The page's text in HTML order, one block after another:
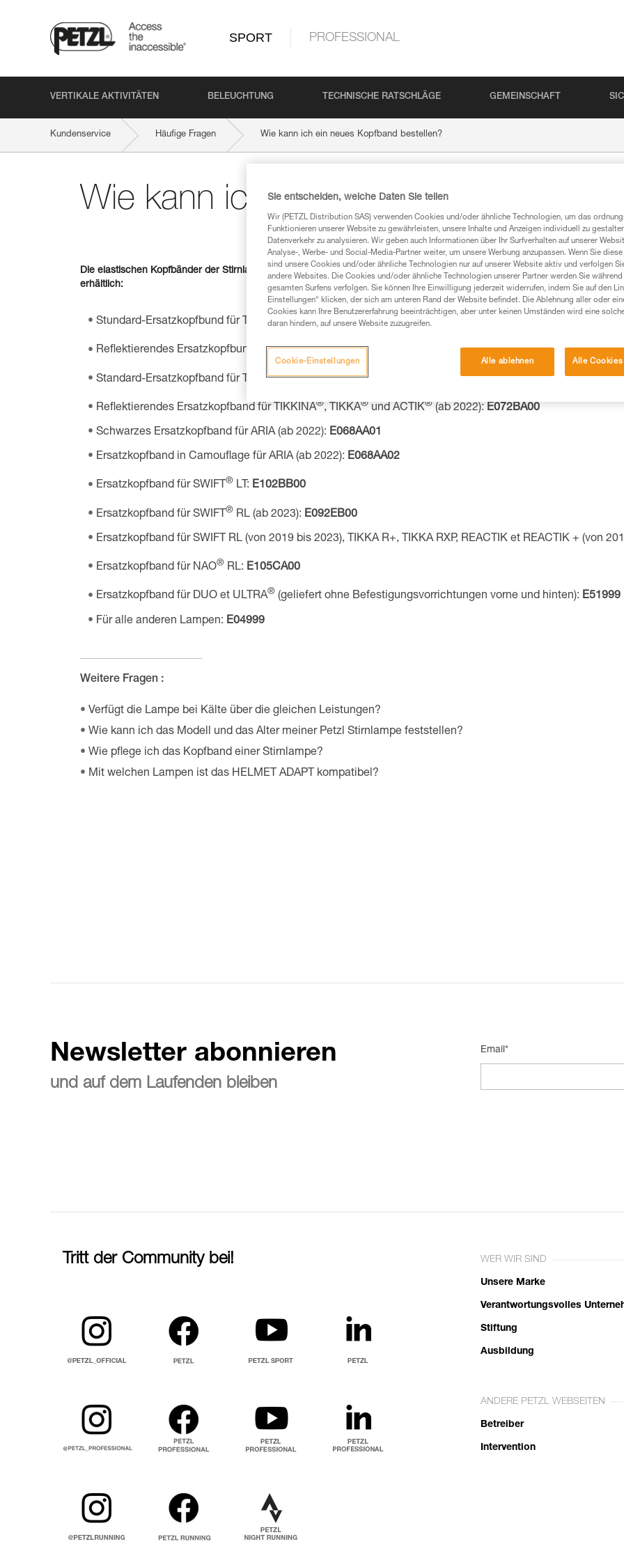
SPORT PROFESSIONAL
VERTIKALE AKTIVITÄTEN BELEUCHTUNG TECHNISCHE RATSCHLÄGE GEMEINSCHAFT
Kundenservice Häufige Fragen Wie kann ich ein neues Kopfband bestellen?
Wie kann ich ein neues Kopfband
Die elastischen Kopfbänder der Stirnlampen sind von der Garantieleistung ausgeschlossen. Sie sind als Ersatzteile bei
erhältlich:
Stundard-Ersatzkopfbund für TIKKINA ®, TIKKA® und ACTIK® (ab 2025):
Reflektierendes Ersatzkopfbund für TIKKINA®, TIKKA® (ab 2025):E072BB00
Standard-Ersatzkopfband für TIKKINA®, TIKKA®und ACTIK E072AA00
Reflektierendes Ersatzkopfband für TIKKINA®, TIKKA® und ACTIK® (ab 2022): E072BA00
Schwarzes Ersatzkopfband für ARIA (ab 2022): E068AA01
Ersatzkopfband in Camouflage für ARIA (ab 2022): E068AA02
Ersatzkopfband für SWIFT ® LT: E102BB00
Ersatzkopfband für SWIFT ® RL (ab 2023): E092EB00
Ersatzkopfband für SWIFT RL (von 2019 bis 2023), TIKKA R+, TIKKA RXP, REACTIK et REACTIK + (von
Ersatzkopfband für NAO® RL: E105CA00
Ersatzkopfband für DUO et ULTRA® (geliefert ohne Befestigungsvorrichtungen vorne und hinten): E51999
Für alle anderen Lampen: E04999
Weitere Fragen :
Verfügt die Lampe bei Kälte über die gleichen Leistungen?
Wie kann ich das Modell und das Alter meiner Petzl Stirnlampe feststellen?
Wie pflege ich das Kopfband einer Stirnlampe?
Mit welchen Lampen ist das HELMET ADAPT kompatibel?
Newsletter abonnieren
und auf dem Laufenden bleiben
Email*
Tritt der Community bei! WER WIR SIND
Unsere Marke
Verantwortungsvolles
Stiftung
Ausbildung
ANDERE PETZL WEBSEITEN
Betreiber
Intervention
Sie entscheiden, welche Daten Sie teilen
Wir (PETZL Distribution SAS) verwenden Cookies und/oder ähnliche Technologien, um das
Funktionieren unserer Website zu gewährleisten, unsere Inhalte und Anzeigen individuell zu
Datenverkehr zu analysieren. Wir geben auch Informationen über Ihr Surfverhalten auf unserer
Analyse-, Werbe- und Social-Media-Partner weiter, um unsere Werbung anzupassen. Wenn Sie
sind unsere Cookies und/oder ähnliche Technologien nur auf unserer Website aktiv und verfolgen
andere Websites. Die Cookies und/oder ähnliche Technologien unserer Partner werden Sie während
gesamten Surfens verfolgen. Sie können Ihre Einwilligung jederzeit widerrufen, indem Sie auf den
Einstellungen“ klicken, der sich am unteren Rand der Website befindet. Die Ablehnung aller oder
Cookies kann Ihre Benutzererfahrung beeinträchtigen, aber unter keinen Umständen wird eine
daran hindern, auf unsere Website zuzugreifen.
Alle ablehnen Alle
Cookie-Einstellungen